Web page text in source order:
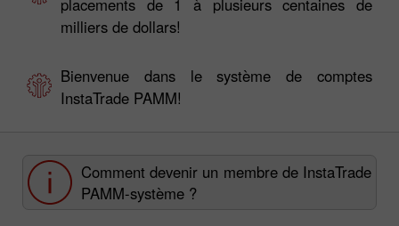
milliers de dollars!
Bienvenue dans le système de comptes
InstaTrade PAMM!
Comment devenir un membre de InstaTrade
PAMM-système ?